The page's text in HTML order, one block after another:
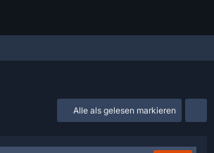
Alle als gelesen markieren